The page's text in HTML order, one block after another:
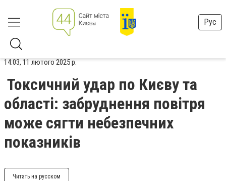
Рус
14:03, 11 лютого 2025 р.
Токсичний удар по Києву та
області: забруднення повітря
може сягти небезпечних
показників
Читать на русском